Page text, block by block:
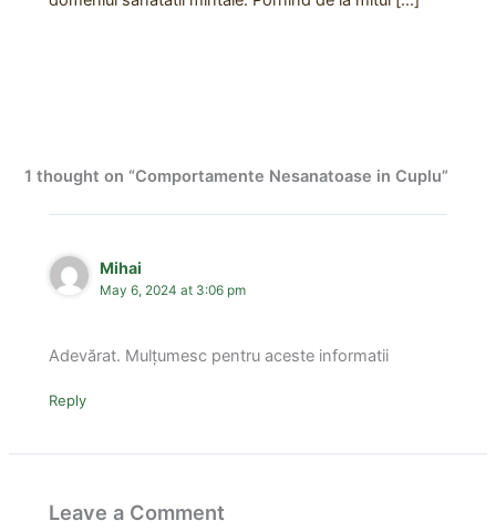
1 thought on “Comportamente Nesanatoase in Cuplu”
Mihai
May 6, 2024 at 3:06 pm
Adevărat. Mulțumesc pentru aceste informatii
Reply
Leave a Comment